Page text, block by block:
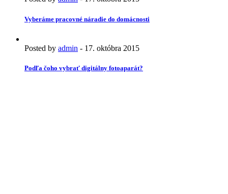
Vyberáme pracovné náradie do domácnosti
Posted by admin - 17. októbra 2015
Podľa čoho vybrať digitálny fotoaparát?